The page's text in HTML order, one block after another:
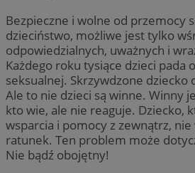
Bezpieczne i wolne od przemocy
dzieciństwo, możliwe jest tylko
odpowiedzialnych, uważnych i
Każdego roku tysiące dzieci pada
seksualnej. Skrzywdzone dziecko
Ale to nie dzieci są winne. Winny
kto wie, ale nie reaguje. Dziecko,
wsparcia i pomocy z zewnątrz, nie
ratunek. Ten problem może
Nie bądź obojętny!